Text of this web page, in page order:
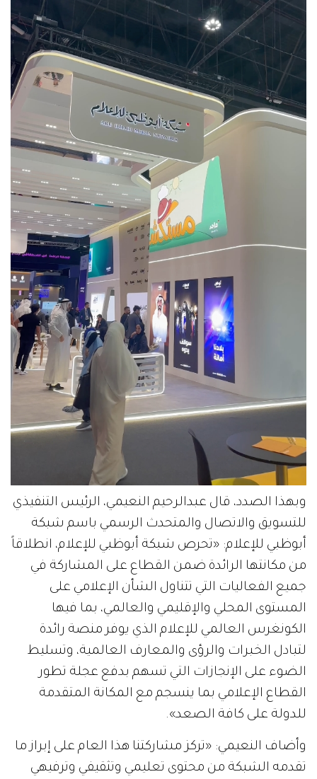
وبهذا الصدد، قال عبدالرحيم النعيمي، الرئيس التنفيذي
للتسويق والاتصال والمتحدث الرسمي باسم شبكة
أبوظبي للإعلام: «تحرص شبكة أبوظبي للإعلام، انطلاقاً
من مكانتها الرائدة ضمن القطاع على المشاركة في
جميع الفعاليات التي تتناول الشأن الإعلامي على
المستوى المحلي والإقليمي والعالمي، بما فيها
الكونغرس العالمي للإعلام الذي يوفر منصة رائدة
لتبادل الخبرات والرؤى والمعارف العالمية، وتسليط
الضوء على الإنجازات التي تسهم بدفع عجلة تطور
القطاع الإعلامي بما ينسجم مع المكانة المتقدمة
للدولة على كافة الصعد».
وأضاف النعيمي: «تركز مشاركتنا هذا العام على إبراز ما
تقدمه الشبكة من محتوى تعليمي وتثقيفي وترفيهي